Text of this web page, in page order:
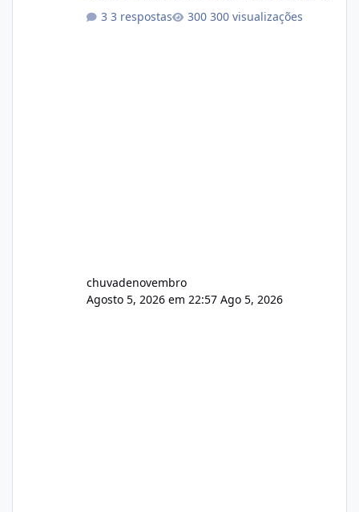
3 respostas 300 visualizações
chuvadenovembro
Agosto 5, 2026 em 22:57 Ago 5, 2026